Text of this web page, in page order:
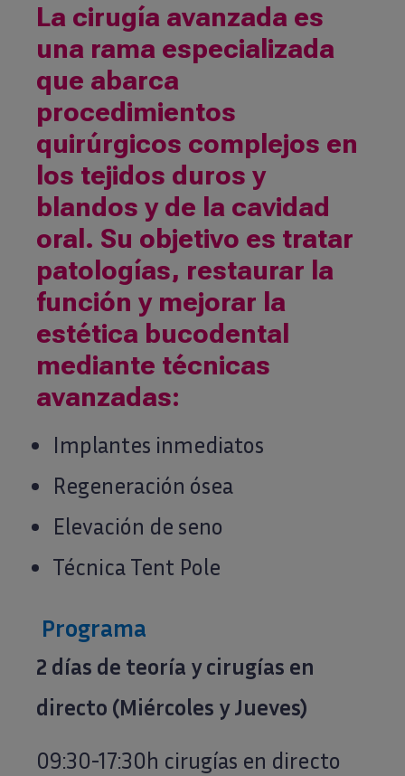
La cirugía avanzada es
una rama especializada
que abarca
procedimientos
quirúrgicos complejos en
los tejidos duros y
blandos y de la cavidad
oral. Su objetivo es tratar
patologías, restaurar la
función y mejorar la
estética bucodental
mediante técnicas
avanzadas:
Implantes inmediatos
Regeneración ósea
Elevación de seno
Técnica Tent Pole
Programa
2 días de teoría y cirugías en
directo (Miércoles y Jueves)
09:30-17:30h cirugías en directo